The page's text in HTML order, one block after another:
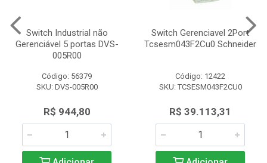
Switch Industrial não
Gerenciável 5 portas DVS-
005R00
Código: 56379
SKU: DVS-005R00
R$ 944,80
Switch Gerenciavel 2Port
Tcsesm043F2Cu0 Schneider
Código: 12422
SKU: TCSESM043F2CU0
R$ 39.113,31